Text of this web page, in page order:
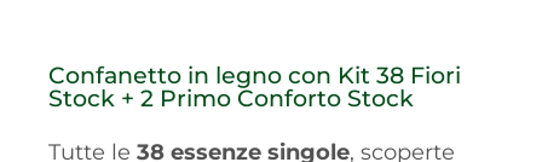
Confanetto in legno con Kit 38 Fiori
Stock + 2 Primo Conforto Stock
Tutte le 38 essenze singole, scoperte